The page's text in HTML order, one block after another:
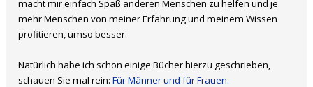
macht mir einfach Spaß anderen Menschen zu helfen und je
mehr Menschen von meiner Erfahrung und meinem Wissen
profitieren, umso besser.
Natürlich habe ich schon einige Bücher hierzu geschrieben,
schauen Sie mal rein:Für Männer und für Frauen.